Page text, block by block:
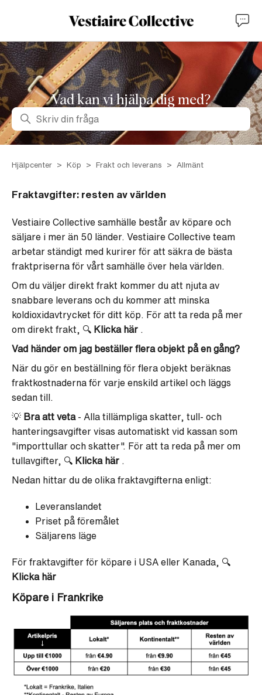
Vad kan vi hjälpa dig med?
Sök
Hjälpcenter Köp Frakt och leverans Allmänt
Fraktavgifter: resten av världen
Vestiaire Collective samhälle består av köpare och
säljare i mer än 50 länder. Vestiaire Collective team
arbetar ständigt med kurirer för att säkra de bästa
fraktpriserna för vårt samhälle över hela världen.
Om du väljer direkt frakt kommer du att njuta av
snabbare leverans och du kommer att minska
koldioxidavtrycket för ditt köp. För att ta reda på mer
om direkt frakt, 🔍 Klicka här
Vad händer om jag beställer flera objekt på en gång?
När du gör en beställning för flera objekt beräknas
fraktkostnaderna för varje enskild artikel och läggs
sedan till.
💡 Bra att veta - Alla tillämpliga skatter, tull- och
hanteringsavgifter visas automatiskt vid kassan som
"importtullar och skatter". För att ta reda på mer om
tullavgifter, 🔍 Klicka här
Nedan hittar du de olika fraktavgifterna enligt:
Leveranslandet
Priset på föremålet
Säljarens läge
För fraktavgifter för köpare i USA eller Kanada, 🔍
Klicka här
Köpare i Frankrike